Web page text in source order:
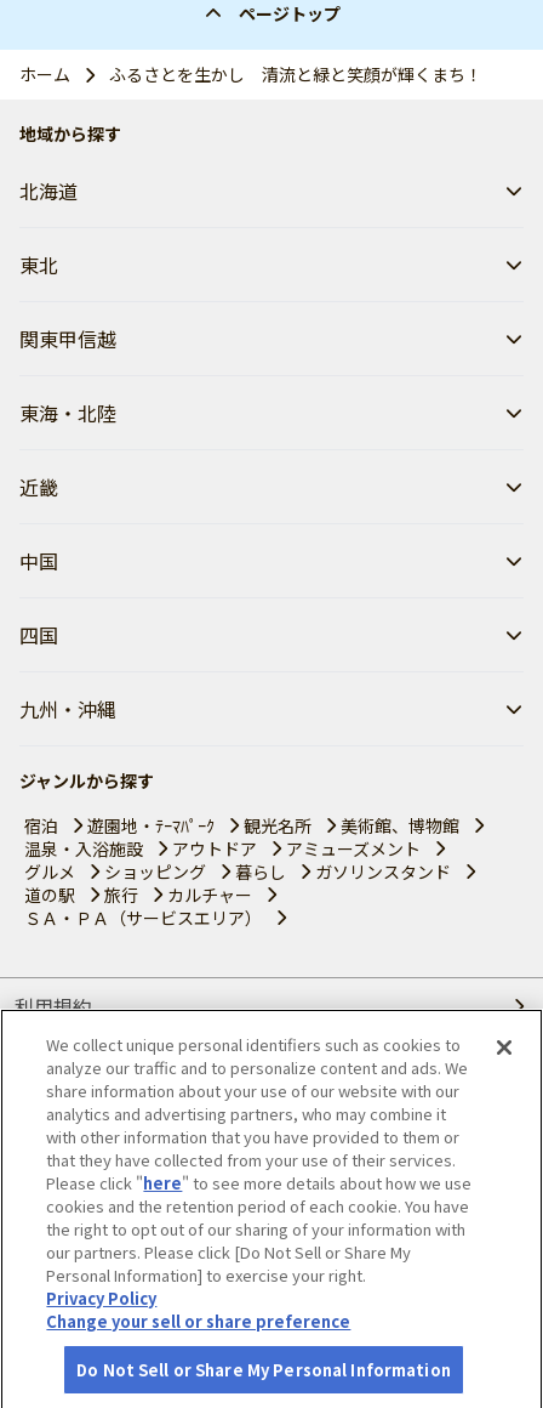
ページトップ
ホーム ふるさとを生かし 清流と緑と笑顔が輝くまち！
地域から探す
北海道
東北
関東甲信越
東海・北陸
近畿
中国
四国
九州・沖縄
ジャンルから探す
宿泊
遊園地・ﾃｰﾏﾊﾟｰｸ 観光名所
美術館、博物館
温泉・入浴施設
アウトドア
アミューズメント
グルメ
ショッピング 暮らし
ガソリンスタンド
道の駅
旅行
カルチャー
ＳＡ・ＰＡ（サービスエリア）
利用規約
個人情報の取り扱いについて
会員優待サービスの提携をご検討の方へ
JAFホームページ
© JAPAN AUTOMOBILE FEDERATION. All rights reserved.
さがす コース作成 アカウント 地図 お役立ち
We collect unique personal identifiers such as cookies to
analyze our traffic and to personalize content and ads. We
share information about your use of our website with our
analytics and advertising partners, who may combine it
with other information that you have provided to them or
that they have collected from your use of their services.
Please click "here" to see more details about how we use
cookies and the retention period of each cookie. You have
the right to opt out of our sharing of your information with
our partners. Please click [Do Not Sell or Share My
Personal Information] to exercise your right.
Privacy Policy
Change your sell or share preference
Do Not Sell or Share My Personal Information